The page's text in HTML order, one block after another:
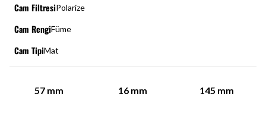
Cam FiltresiPolarize
Cam RengiFüme
Cam TipiMat
57 mm 16 mm 145 mm